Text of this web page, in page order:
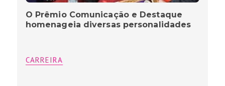
O Prêmio Comunicação e Destaque
homenageia diversas personalidades
CARREIRA